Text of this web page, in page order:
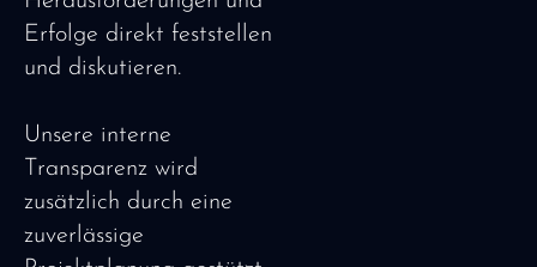
Erfolge direkt feststellen
und diskutieren.
Unsere interne
Transparenz wird
zusätzlich durch eine
zuverlässige